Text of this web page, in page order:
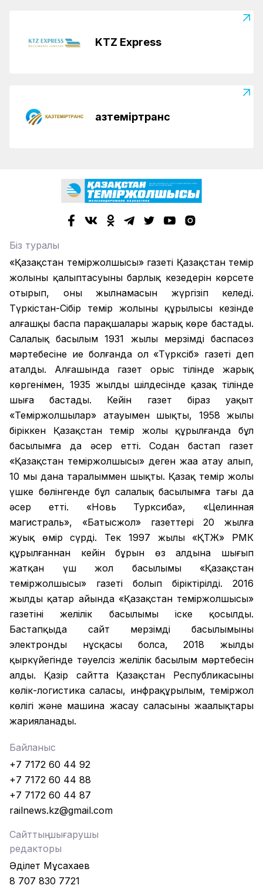
KTZ Express
Қазтеміртранс
Біз туралы
«Қазақстан теміржолшысы» газеті Қазақстан темір
жолының қалыптасуының барлық кезеңдерін көрсете
отырып, оның жылнамасын жүргізіп келеді.
Түркістан-Сібір темір жолының құрылысы кезінде
алғашқы баспа парақшалары жарық көре бастады.
Салалық басылым 1931 жылы мерзімді баспасөз
мәртебесіне ие болғанда ол «Түрксіб» газеті деп
аталды. Алғашында газет орыс тілінде жарық
көргенімен, 1935 жылдың шілдесінде қазақ тілінде
шыға бастады. Кейін газет біраз уақыт
«Теміржолшылар» атауымен шықты, 1958 жылы
біріккен Қазақстан темір жолы құрылғанда бұл
басылымға да әсер етті. Содан бастап газет
«Қазақстан теміржолшысы» деген жаңа атау алып,
10 мың дана таралыммен шықты. Қазақ темір жолы
үшке бөлінгенде бұл салалық басылымға тағы да
әсер етті. «Новь Турксиба», «Целинная
магистраль», «Батысжол» газеттері 20 жылға
жуық өмір сүрді. Тек 1997 жылы «ҚТЖ» РМК
құрылғаннан кейін бұрын өз алдына шығып
жатқан үш жол басылымы «Қазақстан
теміржолшысы» газеті болып біріктірілді. 2016
жылдың қаңтар айында «Қазақстан теміржолшысы»
газетінің желілік басылымы іске қосылды.
Бастапқыда сайт мерзімді басылымының
электронды нұсқасы болса, 2018 жылдың
қыркүйегінде тәуелсіз желілік басылым мәртебесін
алды. Қазір сайтта Қазақстан Республикасының
көлік-логистика саласы, инфрақұрылым, теміржол
көлігі және машина жасау саласының жаңалықтары
жарияланады.
Байланыс
+7 7172 60 44 92
+7 7172 60 44 88
+7 7172 60 44 87
railnews.kz@gmail.com
Сайттың шығарушы
редакторы
Әділет Мұсахаев
8 707 830 7721